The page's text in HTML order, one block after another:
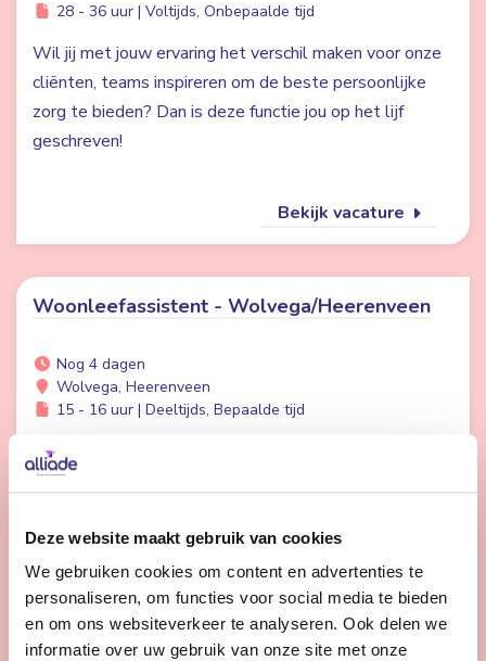
Deze website maakt gebruik van cookies
We gebruiken cookies om content en advertenties te
personaliseren, om functies voor social media te bieden
en om ons websiteverkeer te analyseren. Ook delen we
informatie over uw gebruik van onze site met onze
28 - 36 uur | Voltijds, Onbepaalde tijd
Wil jij met jouw ervaring het verschil maken voor onze
cliënten, teams inspireren om de beste persoonlijke
zorg te bieden? Dan is deze functie jou op het lijf
geschreven!
Bekijk vacature
Woonleefassistent - Wolvega/Heerenveen
Nog 4 dagen
Wolvega, Heerenveen
15 - 16 uur | Deeltijds, Bepaalde tijd
Vind je het leuk om een praatje te maken met
bewoners en ze een fijne dag te bezorgen? Dan
Bekijk vacature